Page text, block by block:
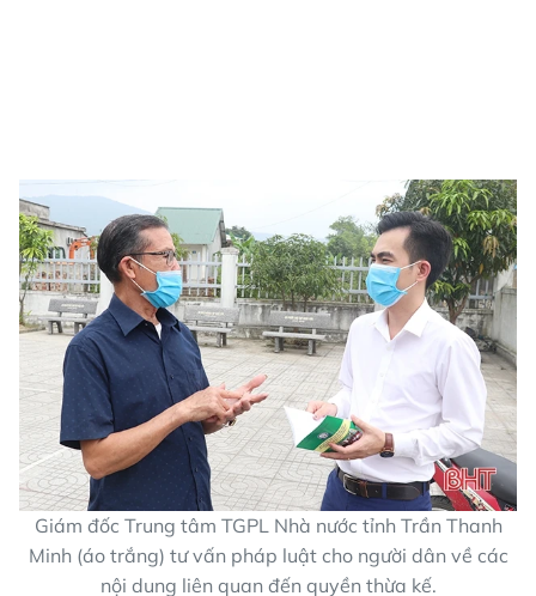
Giám đốc Trung tâm TGPL Nhà nước tỉnh Trần Thanh
Minh (áo trắng) tư vấn pháp luật cho người dân về các
nội dung liên quan đến quyền thừa kế.